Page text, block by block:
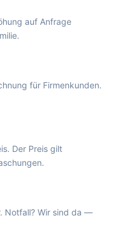
auf Anfrage
für Firmenkunden.
Der Preis gilt
Notfall? Wir sind da —